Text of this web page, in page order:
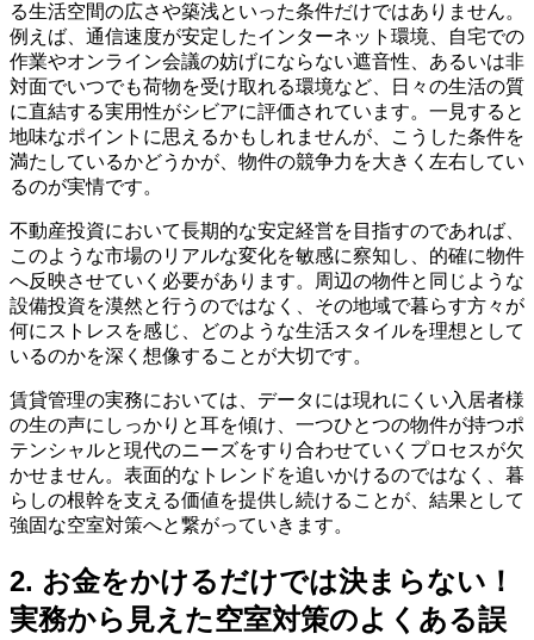
る生活空間の広さや築浅といった条件だけではありません。
例えば、通信速度が安定したインターネット環境、自宅での
作業やオンライン会議の妨げにならない遮音性、あるいは非
対面でいつでも荷物を受け取れる環境など、日々の生活の質
に直結する実用性がシビアに評価されています。一見すると
地味なポイントに思えるかもしれませんが、こうした条件を
満たしているかどうかが、物件の競争力を大きく左右してい
るのが実情です。
不動産投資において長期的な安定経営を目指すのであれば、
このような市場のリアルな変化を敏感に察知し、的確に物件
へ反映させていく必要があります。周辺の物件と同じような
設備投資を漠然と行うのではなく、その地域で暮らす方々が
何にストレスを感じ、どのような生活スタイルを理想として
いるのかを深く想像することが大切です。
賃貸管理の実務においては、データには現れにくい入居者様
の生の声にしっかりと耳を傾け、一つひとつの物件が持つポ
テンシャルと現代のニーズをすり合わせていくプロセスが欠
かせません。表面的なトレンドを追いかけるのではなく、暮
らしの根幹を支える価値を提供し続けることが、結果として
強固な空室対策へと繋がっていきます。
2. お金をかけるだけでは決まらない！
実務から見えた空室対策のよくある誤